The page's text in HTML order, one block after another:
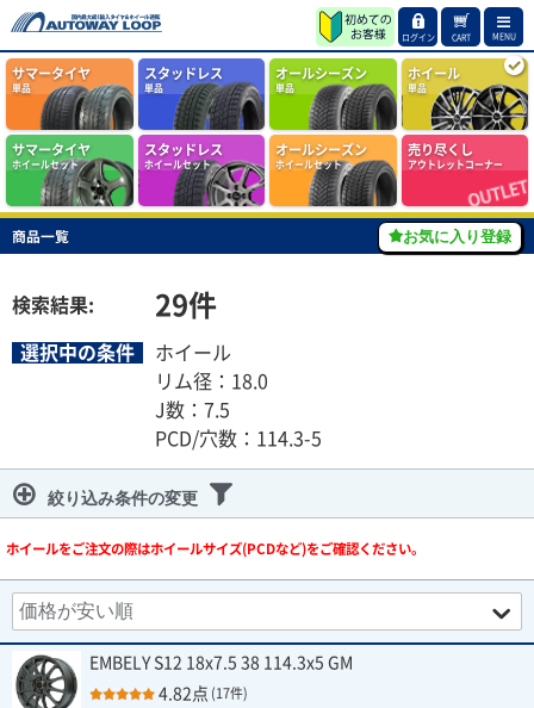
ログイン CART MENU
サマータイヤ
単品
スタッドレス
単品
オールシーズン
単品
ホイール
単品
サマータイヤ
ホイールセット
スタッドレス
ホイールセット
オールシーズン
ホイールセット
売り尽くし
アウトレットコーナー
商品一覧
検索結果: 29件
選択中の条件
ホイール
リム径：18.0
J数：7.5
PCD/穴数：114.3-5
絞り込み条件の変更
ホイールをご注文の際はホイールサイズ(PCDなど)をご確認ください。
お気に入り登録
EMBELY S12 18x7.5 38 114.3x5 GM
4.82点 (17件)